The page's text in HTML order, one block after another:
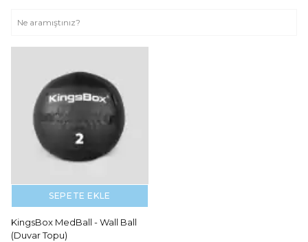
SEPETE EKLE
KingsBox MedBall - Wall Ball
(Duvar Topu)